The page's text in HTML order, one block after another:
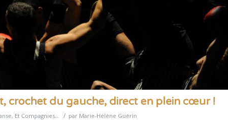
crochet du gauche, direct en plein cœur !
, Et Compagnies... / par Marie-Hélène Guérin